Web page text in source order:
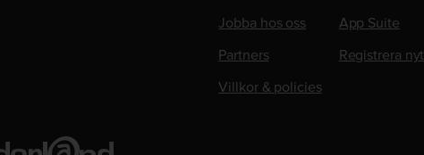
Jobba hos oss
Partners
Villkor & policies
App Suite
Registrera